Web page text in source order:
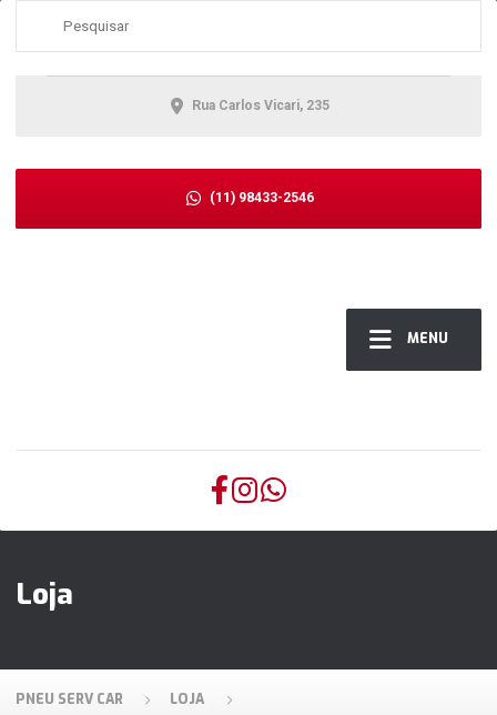
MENU
Rua Carlos Vicari, 235
(11) 98433-2546
Loja
PNEU SERV CAR LOJA